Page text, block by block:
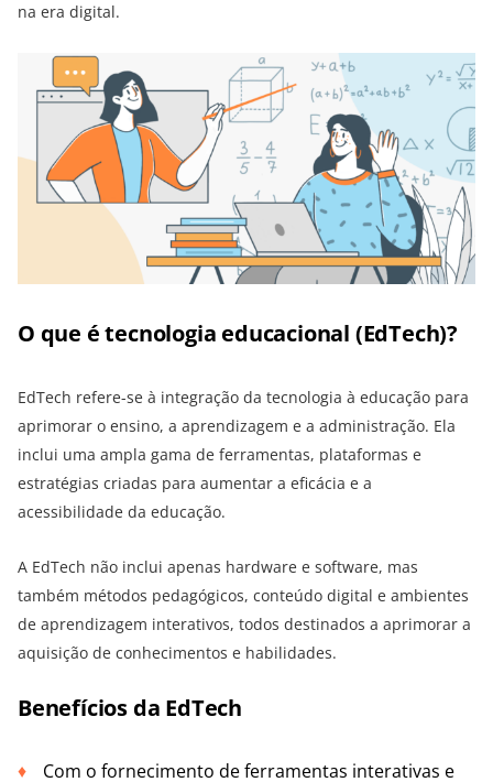
na era digital.
O que é tecnologia educacional (EdTech)?
EdTech refere-se à integração da tecnologia à educação para
aprimorar o ensino, a aprendizagem e a administração. Ela
inclui uma ampla gama de ferramentas, plataformas e
estratégias criadas para aumentar a eficácia e a
acessibilidade da educação.
A EdTech não inclui apenas hardware e software, mas
também métodos pedagógicos, conteúdo digital e ambientes
de aprendizagem interativos, todos destinados a aprimorar a
aquisição de conhecimentos e habilidades.
Benefícios da EdTech
Com o fornecimento de ferramentas interativas e